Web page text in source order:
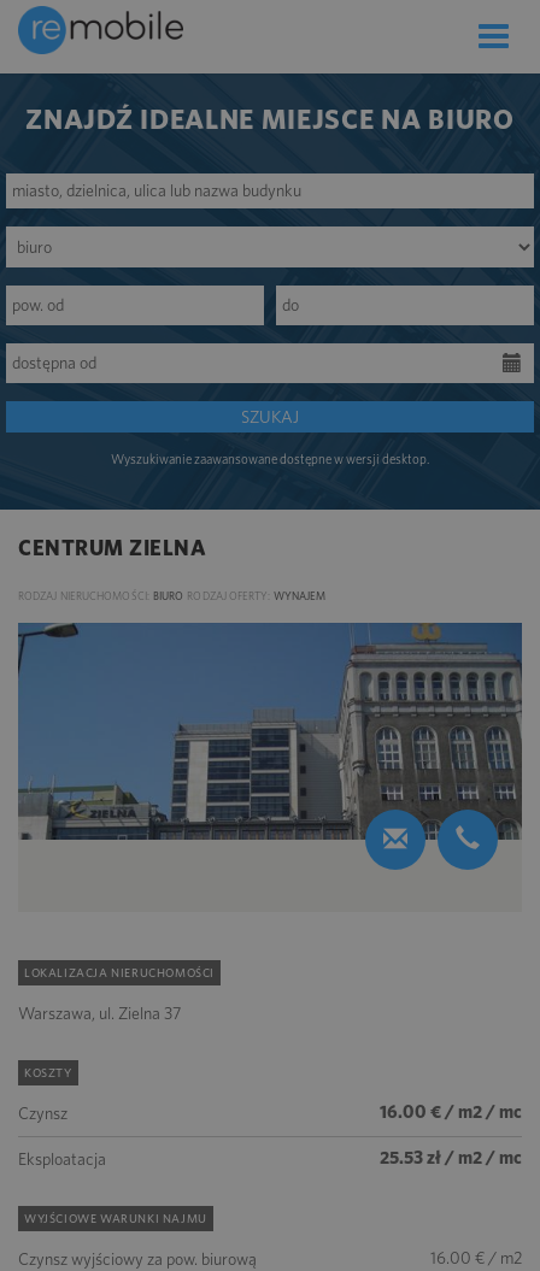
Toggle
ZNAJDŹ IDEALNE MIEJSCE NA BIURO
SZUKAJ
Wyszukiwanie zaawansowane dostępne w wersji desktop.
CENTRUM ZIELNA
RODZAJ NIERUCHOMOŚCI: BIURO RODZAJ OFERTY: WYNAJEM
LOKALIZACJA NIERUCHOMOŚCI
Warszawa, ul. Zielna 37
KOSZTY
Czynsz 16.00 € / m2 / mc
Eksploatacja 25.53 zł / m2 / mc
WYJŚCIOWE WARUNKI NAJMU
Czynsz wyjściowy za pow. biurową 16.00 € / m2